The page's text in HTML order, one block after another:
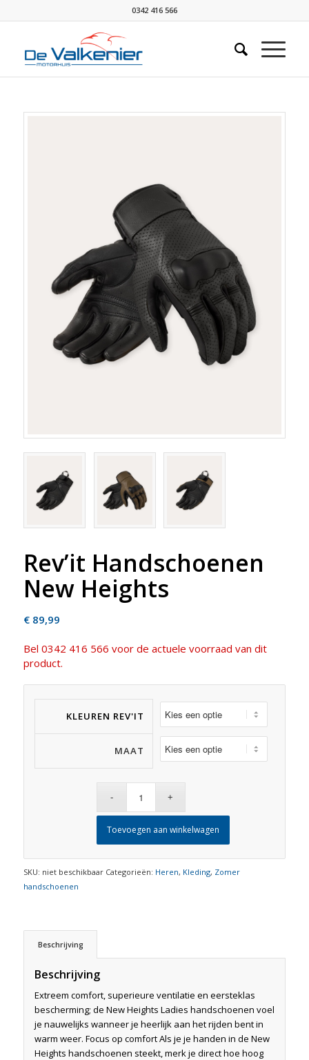
0342 416 566
Rev’it Handschoenen
New Heights
€89,99
Bel 0342 416 566 voor de actuele voorraad van dit
product.
KLEUREN REV'IT
MAAT
Toevoegen aan winkelwagen
SKU: niet beschikbaar Categorieën: Heren, Kleding, Zomer
handschoenen
Beschrijving
Beschrijving
Extreem comfort, superieure ventilatie en eersteklas
bescherming; de New Heights Ladies handschoenen voel
je nauwelijks wanneer je heerlijk aan het rijden bent in
warm weer. Focus op comfort Als je je handen in de New
Heights handschoenen steekt, merk je direct hoe hoog